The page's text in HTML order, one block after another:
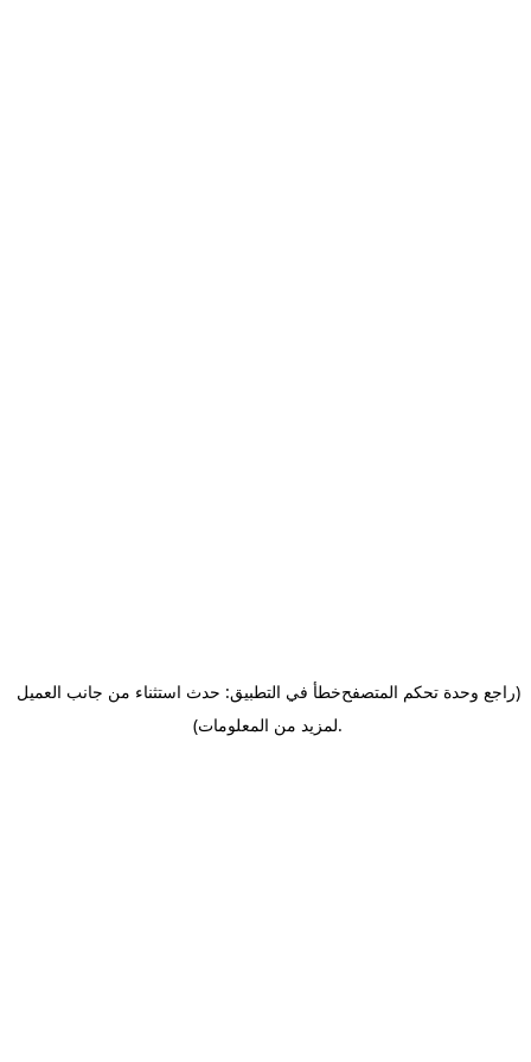
خطأ في التطبيق: حدث استثناء من جانب العميل(راجع وحدة تحكم المتصفح
لمزيد من المعلومات).